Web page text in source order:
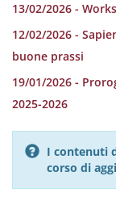
13/02/2026 -
12/02/2026 -
buone prassi
19/01/2026 -
2025-2026
I contenuti
corso di